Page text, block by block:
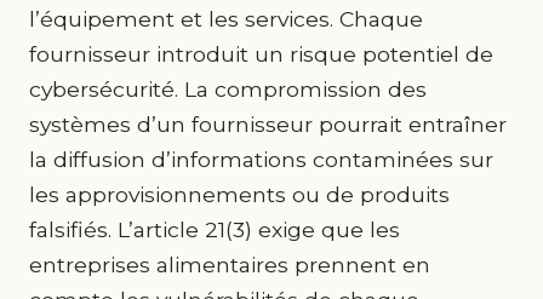
l’équipement et les services. Chaque
fournisseur introduit un risque potentiel de
cybersécurité. La compromission des
systèmes d’un fournisseur pourrait entraîner
la diffusion d’informations contaminées sur
les approvisionnements ou de produits
falsifiés. L’article 21(3) exige que les
entreprises alimentaires prennent en